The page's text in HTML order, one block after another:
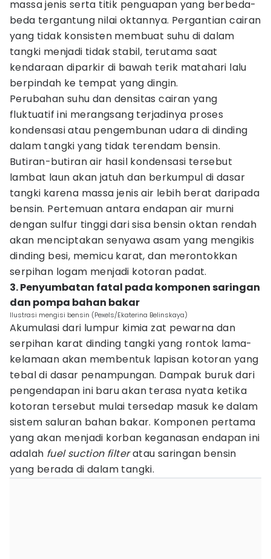
massa jenis serta titik penguapan yang berbeda-
beda tergantung nilai oktannya. Pergantian cairan
yang tidak konsisten membuat suhu di dalam
tangki menjadi tidak stabil, terutama saat
kendaraan diparkir di bawah terik matahari lalu
berpindah ke tempat yang dingin.
Perubahan suhu dan densitas cairan yang
fluktuatif ini merangsang terjadinya proses
kondensasi atau pengembunan udara di dinding
dalam tangki yang tidak terendam bensin.
Butiran-butiran air hasil kondensasi tersebut
lambat laun akan jatuh dan berkumpul di dasar
tangki karena massa jenis air lebih berat daripada
bensin. Pertemuan antara endapan air murni
dengan sulfur tinggi dari sisa bensin oktan rendah
akan menciptakan senyawa asam yang mengikis
dinding besi, memicu karat, dan merontokkan
serpihan logam menjadi kotoran padat.
3. Penyumbatan fatal pada komponen saringan
dan pompa bahan bakar
Ilustrasi mengisi bensin (Pexels/Ekaterina Belinskaya)
Akumulasi dari lumpur kimia zat pewarna dan
serpihan karat dinding tangki yang rontok lama-
kelamaan akan membentuk lapisan kotoran yang
tebal di dasar penampungan. Dampak buruk dari
pengendapan ini baru akan terasa nyata ketika
kotoran tersebut mulai tersedap masuk ke dalam
sistem saluran bahan bakar. Komponen pertama
yang akan menjadi korban keganasan endapan ini
adalah fuel suction filteratau saringan bensin
yang berada di dalam tangki.